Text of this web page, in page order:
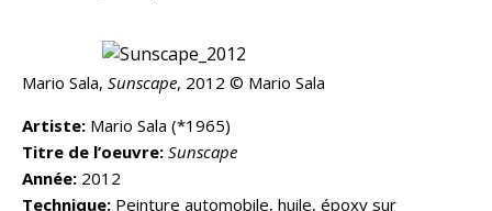
Mario Sala, Sunscape, 2012 © Mario Sala
Artiste: Mario Sala (*1965)
Titre de l’oeuvre: Sunscape
Année: 2012
Technique: Peinture automobile, huile, époxy sur